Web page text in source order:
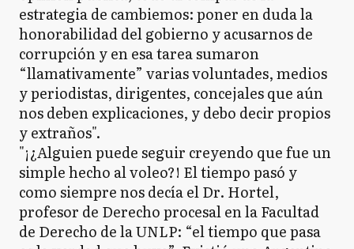
estrategia de cambiemos: poner en duda la
honorabilidad del gobierno y acusarnos de
corrupción y en esa tarea sumaron
“llamativamente” varias voluntades, medios
y periodistas, dirigentes, concejales que aún
nos deben explicaciones, y debo decir propios
y extraños".
"¡¿Alguien puede seguir creyendo que fue un
simple hecho al voleo?! El tiempo pasó y
como siempre nos decía el Dr. Hortel,
profesor de Derecho procesal en la Facultad
de Derecho de la UNLP: “el tiempo que pasa